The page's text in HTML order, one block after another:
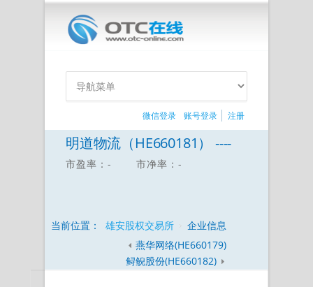
微信登录 账号登录 注册
明道物流（HE660181） ----
市盈率：- 市净率：-
当前位置： 雄安股权交易所
企业信息
燕华网络(HE660179)
鲟鲵股份(HE660182)